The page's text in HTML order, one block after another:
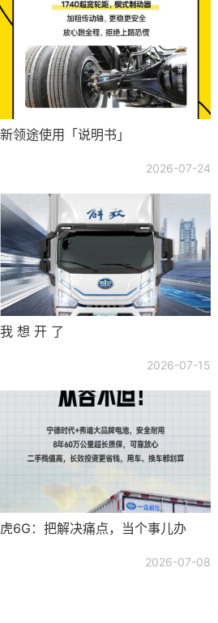
新领途使用「说明书」
2026-07-24
我 想 开 了
2026-07-15
虎6G：把解决痛点，当个事儿办
2026-07-08